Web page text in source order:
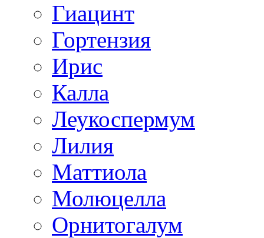
Гиацинт
Гортензия
Ирис
Калла
Леукоспермум
Лилия
Маттиола
Молюцелла
Орнитогалум